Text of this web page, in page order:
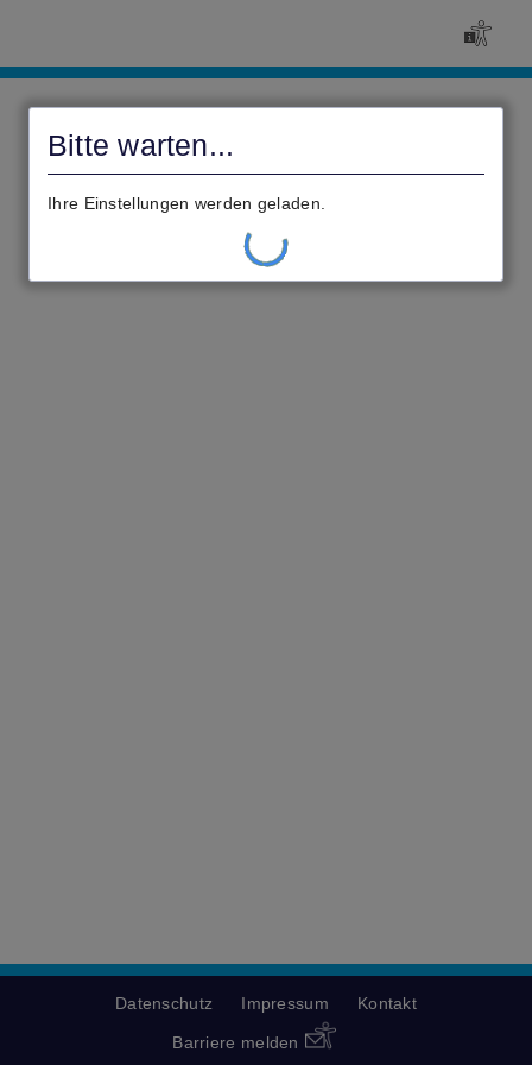
Bitte warten...
Ihre Einstellungen werden geladen.
Datenschutz Impressum Kontakt
Barriere melden